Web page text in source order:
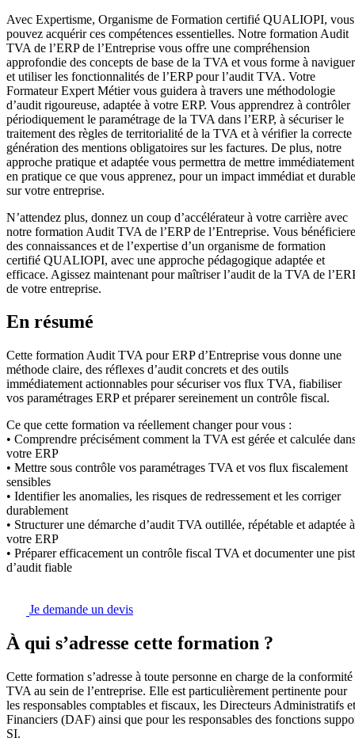
Avec Expertisme, Organisme de Formation certifié QUALIOPI, vous
pouvez acquérir ces compétences essentielles. Notre formation Audit
TVA de l’ERP de l’Entreprise vous offre une compréhension
approfondie des concepts de base de la TVA et vous forme à naviguer
et utiliser les fonctionnalités de l’ERP pour l’audit TVA. Votre
Formateur Expert Métier vous guidera à travers une méthodologie
d’audit rigoureuse, adaptée à votre ERP. Vous apprendrez à contrôler
périodiquement le paramétrage de la TVA dans l’ERP, à sécuriser le
traitement des règles de territorialité de la TVA et à vérifier la correcte
génération des mentions obligatoires sur les factures. De plus, notre
approche pratique et adaptée vous permettra de mettre immédiatement
en pratique ce que vous apprenez, pour un impact immédiat et durable
sur votre entreprise.
N’attendez plus, donnez un coup d’accélérateur à votre carrière avec
notre formation Audit TVA de l’ERP de l’Entreprise. Vous
des connaissances et de l’expertise d’un organisme de formation
certifié QUALIOPI, avec une approche pédagogique adaptée et
efficace. Agissez maintenant pour maîtriser l’audit de la TVA de
de votre entreprise.
En résumé
Cette formation Audit TVA pour ERP d’Entreprise vous donne une
méthode claire, des réflexes d’audit concrets et des outils
immédiatement actionnables pour sécuriser vos flux TVA, fiabiliser
vos paramétrages ERP et préparer sereinement un contrôle fiscal.
Ce que cette formation va réellement changer pour vous :
• Comprendre précisément comment la TVA est gérée et calculée
votre ERP
• Mettre sous contrôle vos paramétrages TVA et vos flux fiscalement
sensibles
• Identifier les anomalies, les risques de redressement et les corriger
durablement
• Structurer une démarche d’audit TVA outillée, répétable et adaptée à
votre ERP
• Préparer efficacement un contrôle fiscal TVA et documenter une
d’audit fiable
Je demande un devis
À qui s’adresse cette formation ?
Cette formation s’adresse à toute personne en charge de la conformité
TVA au sein de l’entreprise. Elle est particulièrement pertinente pour
les responsables comptables et fiscaux, les Directeurs Administratifs et
Financiers (DAF) ainsi que pour les responsables des fonctions
SI.